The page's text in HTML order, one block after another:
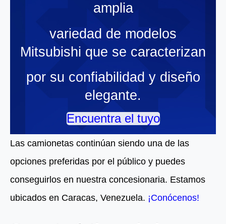
amplia
variedad de modelos
Mitsubishi que se caracterizan
por su confiabilidad y diseño
elegante.
Encuentra el tuyo
Las camionetas continúan siendo una de las
opciones preferidas por el público y puedes
conseguirlos en nuestra concesionaria. Estamos
ubicados en Caracas, Venezuela. ¡Conócenos!